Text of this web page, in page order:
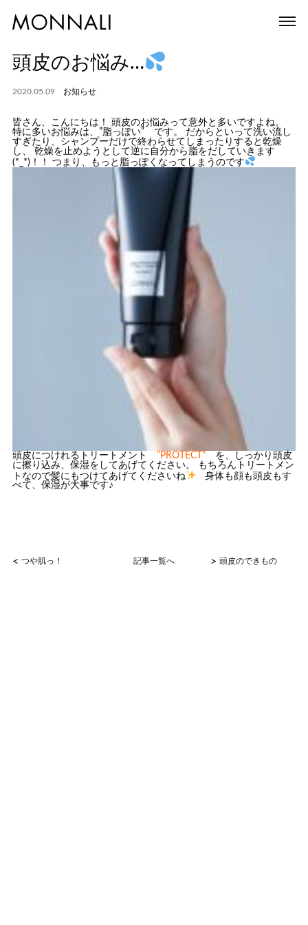
頭皮のお悩み…
2020.05.09 お知らせ
皆さん、こんにちは！ 頭皮のお悩みって意外と多いですよね。
特に多いお悩みは、”脂っぽい” です。 だからといって洗い流し
すぎたり、シャンプーだけで終わらせてしまったりすると乾燥
し、 乾燥を止めようとして逆に 自分から脂をだしていきます
(*_*)！！ つまり、もっと脂っぽくなってしまうのです
頭皮につけれるトリートメント ”PROTECT” を、しっかり頭皮
に擦り込み、保湿をしてあげてください。 もちろんトリートメン
トなので髪にもつけてあげてくださいね
身体も顔も頭皮もす
べて、保湿が大事です♪
< つや肌っ！ 記事一覧へ >頭皮のできもの